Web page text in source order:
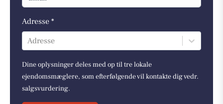
Adresse *
Adresse
Dine oplysninger deles med op til tre lokale
ejendomsmæglere, som efterfølgende vil kontakte dig vedr.
salgsvurdering.